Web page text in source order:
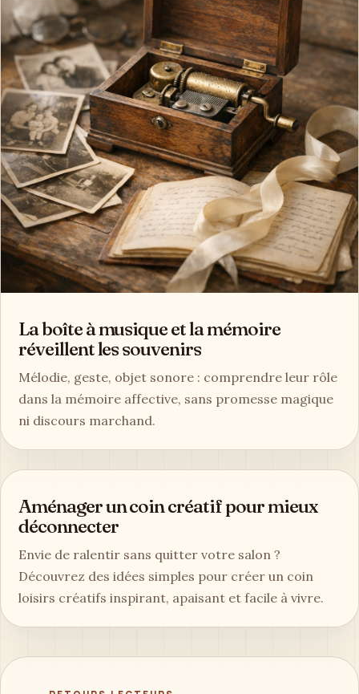
La boîte à musique et la mémoire
réveillent les souvenirs
Mélodie, geste, objet sonore : comprendre leur rôle
dans la mémoire affective, sans promesse magique
ni discours marchand.
Aménager un coin créatif pour mieux
déconnecter
Envie de ralentir sans quitter votre salon ?
Découvrez des idées simples pour créer un coin
loisirs créatifs inspirant, apaisant et facile à vivre.